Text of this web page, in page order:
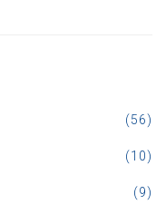
(56)
(10)
(9)